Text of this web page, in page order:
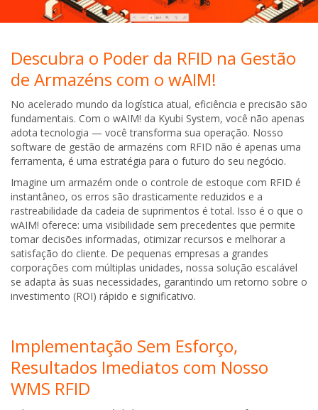
Descubra o Poder da RFID na Gestão
de Armazéns com o wAIM!
No acelerado mundo da logística atual, eficiência e precisão são
fundamentais. Com o wAIM! da Kyubi System, você não apenas
adota tecnologia — você transforma sua operação. Nosso
software de gestão de armazéns com RFID não é apenas uma
ferramenta, é uma estratégia para o futuro do seu negócio.
Imagine um armazém onde o controle de estoque com RFID é
instantâneo, os erros são drasticamente reduzidos e a
rastreabilidade da cadeia de suprimentos é total. Isso é o que o
wAIM! oferece: uma visibilidade sem precedentes que permite
tomar decisões informadas, otimizar recursos e melhorar a
satisfação do cliente. De pequenas empresas a grandes
corporações com múltiplas unidades, nossa solução escalável
se adapta às suas necessidades, garantindo um retorno sobre o
investimento (ROI) rápido e significativo.
Implementação Sem Esforço,
Resultados Imediatos com Nosso
WMS RFID